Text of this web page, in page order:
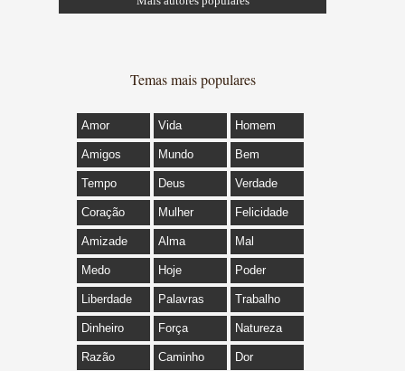
Temas mais populares
Amor Vida Homem
Amigos Mundo Bem
Tempo Deus Verdade
Coração Mulher Felicidade
Amizade Alma Mal
Medo Hoje Poder
Liberdade Palavras Trabalho
Dinheiro Força Natureza
Razão Caminho Dor